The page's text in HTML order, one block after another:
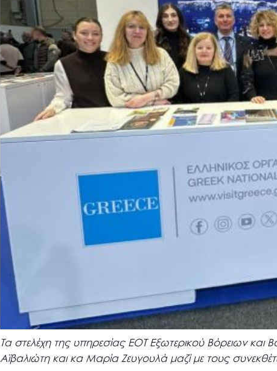
Τα στελέχη της υπηρεσίας ΕΟΤ Εξωτερικού Βόρειων και
Αϊβαλιώτη και κα Μαρία Ζευγουλά μαζί με τους